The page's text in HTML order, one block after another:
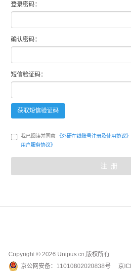
登录密码：
确认密码：
短信验证码：
获取短信验证码
我已阅读并同意 《外研在线账号注册及使用协议》
用户服务协议》
注册
Copyright ©2026 Unipus.cn,版权所有
京公网安备： 11010802020838号 京